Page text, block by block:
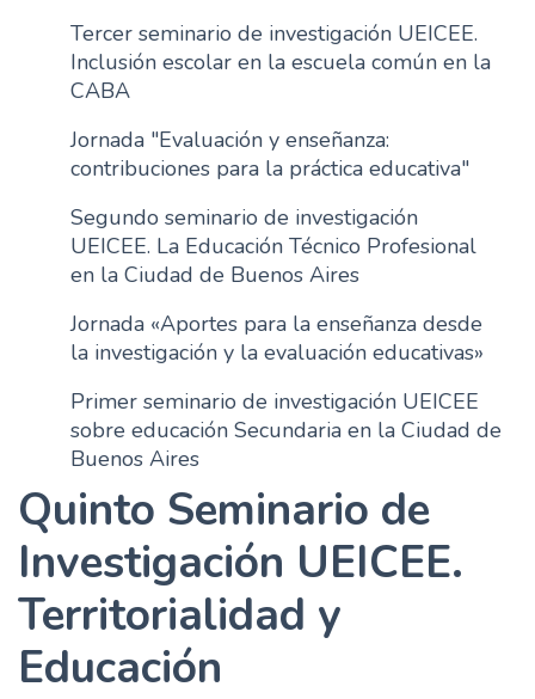
p
r
c
i
p
a
l
Tercer seminario de investigación UEICEE.
Inclusión escolar en la escuela común en la
CABA
Jornada "Evaluación y enseñanza:
contribuciones para la práctica educativa"
Segundo seminario de investigación
UEICEE. La Educación Técnico Profesional
en la Ciudad de Buenos Aires
Jornada «Aportes para la enseñanza desde
la investigación y la evaluación educativas»
Primer seminario de investigación UEICEE
sobre educación Secundaria en la Ciudad de
Buenos Aires
Quinto Seminario de
Investigación UEICEE.
Territorialidad y
Educación